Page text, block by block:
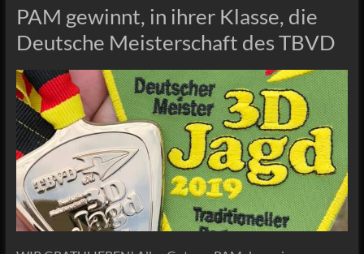
PAM gewinnt, in ihrer Klasse, die
Deutsche Meisterschaft des TBVD